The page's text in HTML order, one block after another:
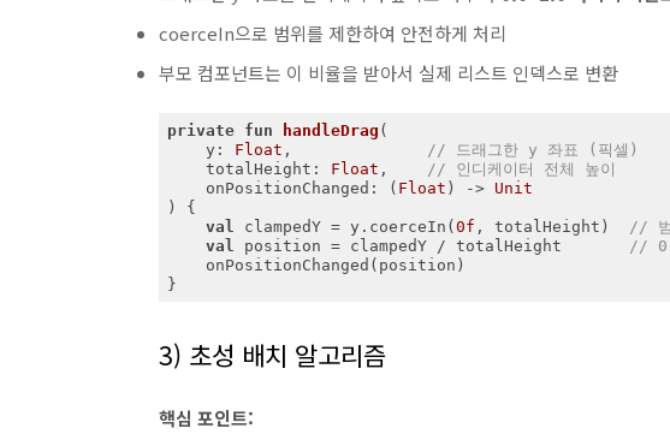
coerceIn으로 범위를 제한하여 안전하게 처리
부모 컴포넌트는 이 비율을 받아서 실제 리스트 인덱스로 변환
private fun handleDrag (
    y:
Float ,
// 드래그한 y 좌표 (픽셀)
    totalHeight:
Float ,
// 인디케이터 전체 높이
    onPositionChanged: (
Float ) -> Unit
)
{
val
clampedY = y.coerceIn(0f , totalHeight)
// 범
val
position = clampedY / totalHeight
//
}
3) 초성 배치 알고리즘
핵심 포인트: